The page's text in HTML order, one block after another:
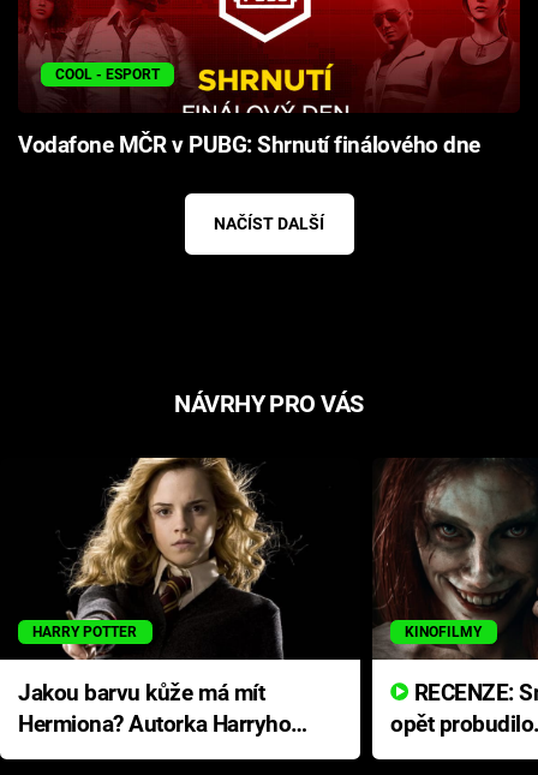
COOL - ESPORT
Vodafone MČR v PUBG: Shrnutí finálového dne
NAČÍST DALŠÍ
NÁVRHY PRO VÁS
HARRY POTTER
Jakou barvu kůže má mít
Hermiona? Autorka Harryho
Pottera přišla s ráznou
KINOFILMY
opět
přichází s